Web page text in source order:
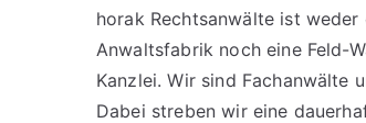
horak Rechtsanwälte ist weder
Anwaltsfabrik noch eine Feld-
Kanzlei. Wir sind Fachanwälte
Dabei streben wir eine